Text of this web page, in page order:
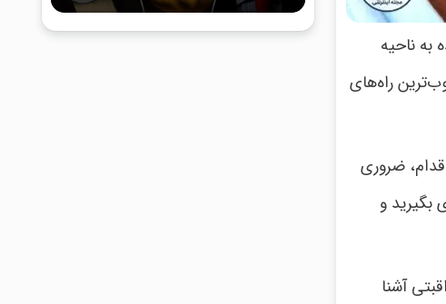
به ناحیه
راه‌های
ضروری
و
آشنا